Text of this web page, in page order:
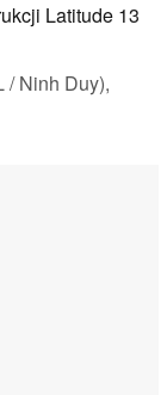
Latitude 13
/ Ninh Duy),